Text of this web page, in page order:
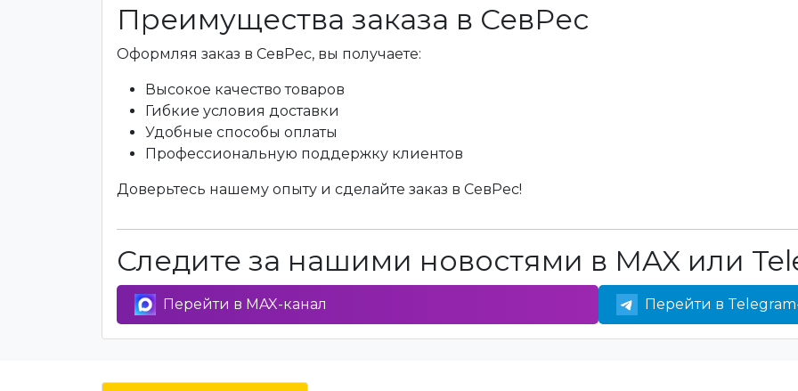
Преимущества заказа в СевРес
Оформляя заказ в СевРес, вы получаете:
Высокое качество товаров
Гибкие условия доставки
Удобные способы оплаты
Профессиональную поддержку клиентов
Доверьтесь нашему опыту и сделайте заказ в СевРес!
Следите за нашими новостями в MAX или
Перейти в MAX-канал Перейти в